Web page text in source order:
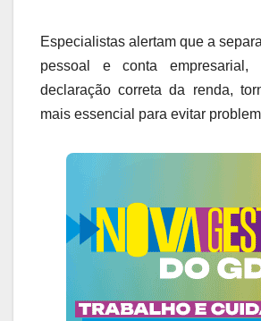
Especialistas alertam que a
pessoal e conta
declaração correta da renda,
mais essencial para evitar